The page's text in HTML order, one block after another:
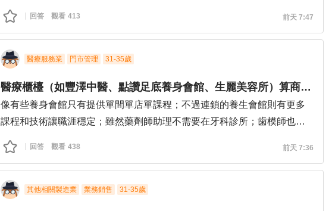
價）；實際業務則為技能學習的成果和業績成效，是否可以成為企業員工
的升遷組織圖；則為一般獵人頭HR甚至網路KOL作為職缺的判斷方法，不
知道有沒有願意分享自身經驗的正職主管？
實在不希望104,1111這些具有法務效力的職涯管道失去台灣對工作的信
回答 觀看 414 前天 7:47
醫療服務業 門市管理 31-35歲
醫療櫃檯（如豐澤中醫、點讚足底養身會館、生麗美容所）算商化嗎
像有些養身會館只有提供單間單店單課程；不過連鎖的養生會館則有更多
課程和技術讓職涯穩定；雖然藥劑師助理不需要在牙科診所；歯模師也不
一定會懂的看診，不過醫療業跟服務業都是兩個完全不同的工會在支撐商
業化的橋墩；醫療服務業的櫃檯人員絕對有足夠的經驗；能醫護人員、美
容美體身體工作者更有尊嚴的提供衛教資訊；也讓健保更到位；不用把醫
學品作為無法商化的理由；讓服務真正走進商業的需要品；讓醫療表現在
回答 觀看 439 前天 7:36
其他相關製造業 業務銷售 31-35歲